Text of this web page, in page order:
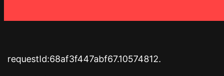
requestId:68af3f447abf67.10574812.